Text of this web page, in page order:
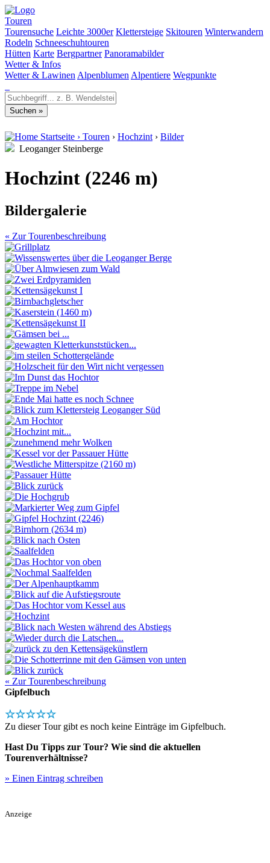
Touren
Tourensuche Leichte 3000er Klettersteige Skitouren Winterwandern
Rodeln Schneeschuhtouren
Hütten Karte Bergpartner Panoramabilder
Wetter & Infos
Wetter & Lawinen Alpenblumen Alpentiere Wegpunkte
Startseite › Touren › Hochzint › Bilder
Leoganger Steinberge
Hochzint (2246 m)
Bildergalerie
« Zur Tourenbeschreibung
« Zur Tourenbeschreibung
Gipfelbuch
☆☆☆☆☆
Zu dieser Tour gibt es noch keine Einträge im Gipfelbuch.
Hast Du Tipps zur Tour? Wie sind die aktuellen
Tourenverhältnisse?
» Einen Eintrag schreiben
Anzeige